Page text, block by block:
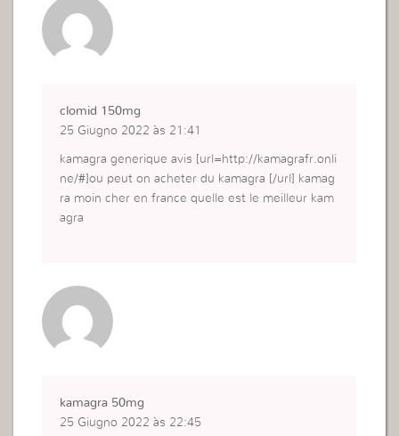
clomid 150mg
25 Giugno 2022 às 21:41
kamagra generique avis [url=http://kamagrafr.onli
ne/#]ou peut on acheter du kamagra [/url] kamag
ra moin cher en france quelle est le meilleur kam
agra
kamagra 50mg
25 Giugno 2022 às 22:45